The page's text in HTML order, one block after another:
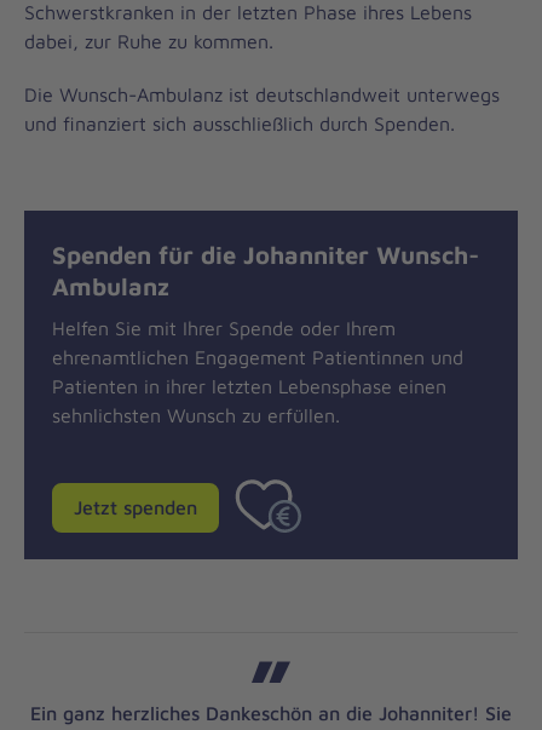
Schwerstkranken in der letzten Phase ihres Lebens
dabei, zur Ruhe zu kommen.
Die Wunsch-Ambulanz ist deutschlandweit unterwegs
und finanziert sich ausschließlich durch Spenden.
Spenden für die Johanniter Wunsch-
Ambulanz
Helfen Sie mit Ihrer Spende oder Ihrem
ehrenamtlichen Engagement Patientinnen und
Patienten in ihrer letzten Lebensphase einen
sehnlichsten Wunsch zu erfüllen.
Jetzt spenden
Ein ganz herzliches Dankeschön an die Johanniter! Sie